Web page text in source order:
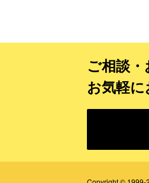
ご相談・
お気軽に